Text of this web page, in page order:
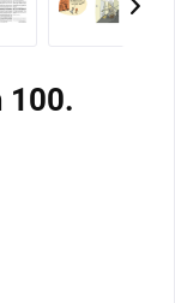
100.